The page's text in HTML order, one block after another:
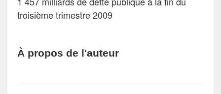
troisième trimestre 2009
À propos de l'auteur